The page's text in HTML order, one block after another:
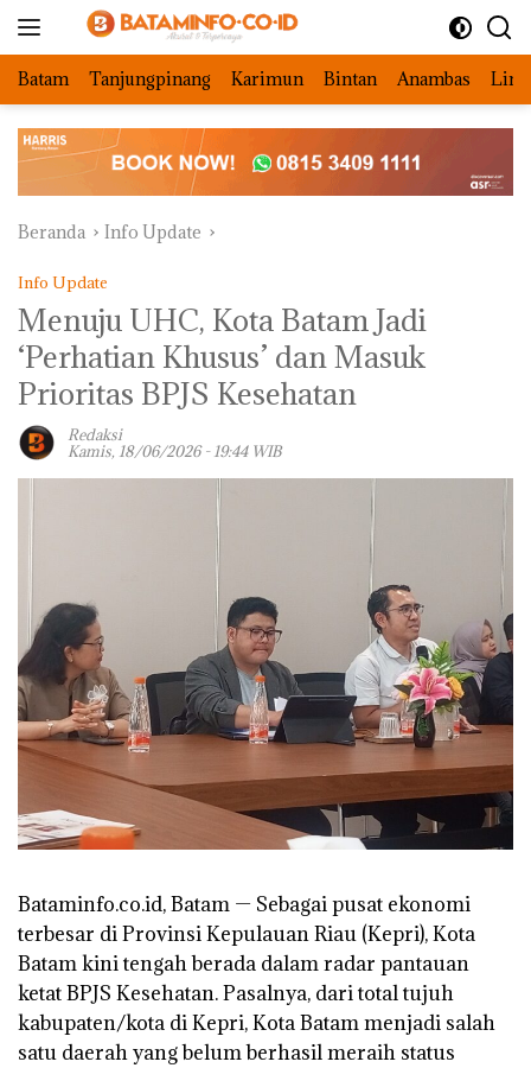
Batam Tanjungpinang Karimun Bintan Anambas
Beranda Info Update
Info Update
Menuju UHC, Kota Batam Jadi
‘Perhatian Khusus’ dan Masuk
Prioritas BPJS Kesehatan ‎
Redaksi
Kamis, 18/06/2026 - 19:44 WIB
‎Bataminfo.co.id, Batam — Sebagai pusat ekonomi
terbesar di Provinsi Kepulauan Riau (Kepri), Kota
Batam kini tengah berada dalam radar pantauan
ketat BPJS Kesehatan. Pasalnya, dari total tujuh
kabupaten/kota di Kepri, Kota Batam menjadi salah
satu daerah yang belum berhasil meraih status